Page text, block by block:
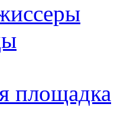
площадка